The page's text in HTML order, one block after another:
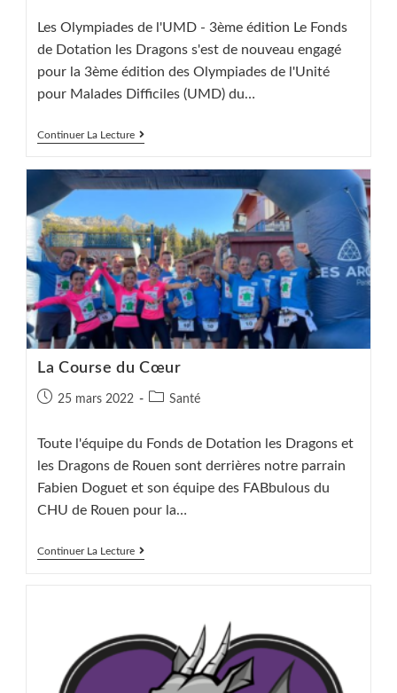
Les Olympiades de l'UMD - 3ème édition Le Fonds
de Dotation les Dragons s'est de nouveau engagé
pour la 3ème édition des Olympiades de l'Unité
pour Malades Difficiles (UMD) du…
Continuer La Lecture3ème
Olympiades
De
UMD
La Course du Cœur
Publication
25 mars 2022
PostSanté
Toute l'équipe du Fonds de Dotation les Dragons et
les Dragons de Rouen sont derrières notre parrain
Fabien Doguet et son équipe des FABbulous du
CHU de Rouen pour la…
Continuer La LectureLa